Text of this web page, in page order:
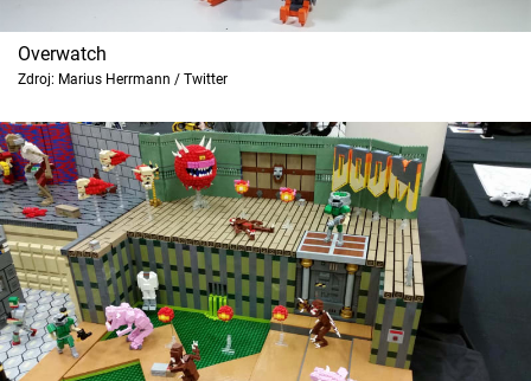
Overwatch
Zdroj: Marius Herrmann / Twitter